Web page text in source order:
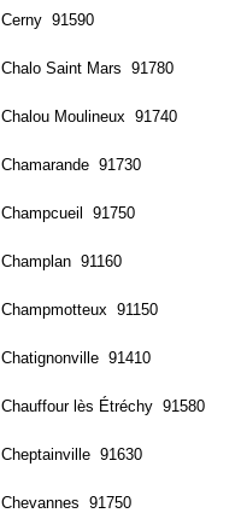
Cerny 91590
Chalo Saint Mars 91780
Chalou Moulineux 91740
Chamarande 91730
Champcueil 91750
Champlan 91160
Champmotteux 91150
Chatignonville 91410
Chauffour lès Étréchy 91580
Cheptainville 91630
Chevannes 91750